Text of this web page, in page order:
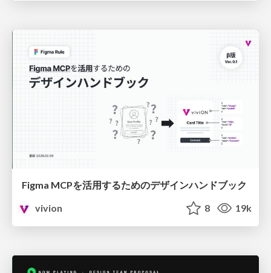
Figma MCPを活用するためのデザインハンドブック
vivion
8 19k